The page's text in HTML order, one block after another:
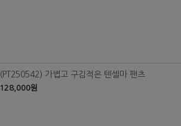
(PT250542) 가볍고 구김적은 텐셀마 팬츠
128,000원